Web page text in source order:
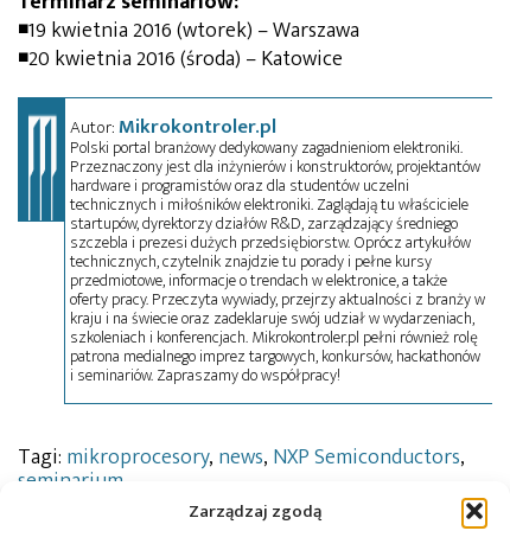
Zarządzaj zgodą
◾19 kwietnia 2016 (wtorek) – Warszawa
◾20 kwietnia 2016 (środa) – Katowice
Autor:Mikrokontroler.pl
Polski portal branżowy dedykowany zagadnieniom elektroniki.
Przeznaczony jest dla inżynierów i konstruktorów, projektantów
hardware i programistów oraz dla studentów uczelni
technicznych i miłośników elektroniki. Zaglądają tu właściciele
startupów, dyrektorzy działów R&D, zarządzający średniego
szczebla i prezesi dużych przedsiębiorstw. Oprócz artykułów
technicznych, czytelnik znajdzie tu porady i pełne kursy
przedmiotowe, informacje o trendach w elektronice, a także
oferty pracy. Przeczyta wywiady, przejrzy aktualności z branży w
kraju i na świecie oraz zadeklaruje swój udział w wydarzeniach,
szkoleniach i konferencjach. Mikrokontroler.pl pełni również rolę
patrona medialnego imprez targowych, konkursów, hackathonów
i seminariów. Zapraszamy do współpracy!
Tagi: mikroprocesory, news, NXP Semiconductors,
seminarium